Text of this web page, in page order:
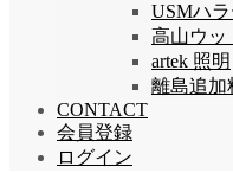
USMハ
高山ウ
artek 照明
離島追加
CONTACT
会員登録
ログイン